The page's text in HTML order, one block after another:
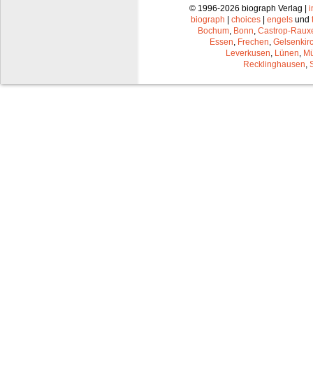
© 1996-2026 biograph Verlag |
biograph | choices | engels und
Bochum Bonn Castrop-
Essen Frechen
Leverkusen Lünen
Recklinghausen